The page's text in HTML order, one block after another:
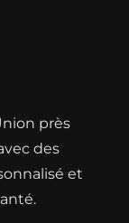
près
des
et